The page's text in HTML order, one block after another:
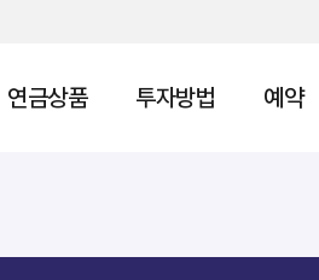
연금상품 투자방법 예약